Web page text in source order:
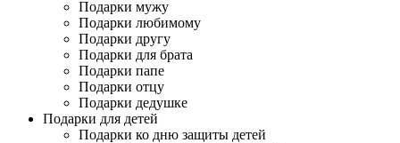
Подарки мужу
Подарки любимому
Подарки другу
Подарки для брата
Подарки папе
Подарки отцу
Подарки дедушке
Подарки для детей
Подарки ко дню защиты детей